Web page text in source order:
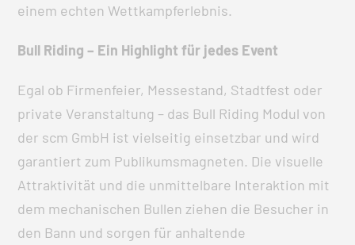
einem echten Wettkampferlebnis.
Bull Riding – Ein Highlight für jedes Event
Egal ob Firmenfeier, Messestand, Stadtfest oder
private Veranstaltung – das Bull Riding Modul von
der scm GmbH ist vielseitig einsetzbar und wird
garantiert zum Publikumsmagneten. Die visuelle
Attraktivität und die unmittelbare Interaktion mit
dem mechanischen Bullen ziehen die Besucher in
den Bann und sorgen für anhaltende